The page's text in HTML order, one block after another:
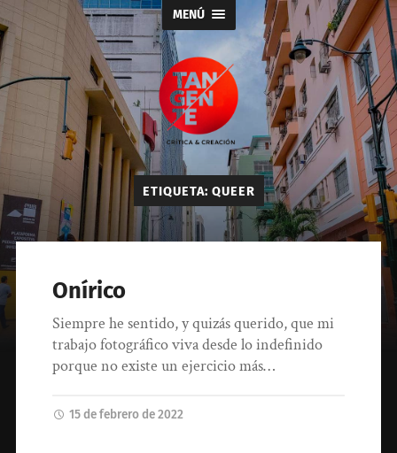
MENÚ
Tangente
ETIQUETA: QUEER
Onírico
Siempre he sentido, y quizás querido, que mi
trabajo fotográfico viva desde lo indefinido
porque no existe un ejercicio más…
15 de febrero de 2022